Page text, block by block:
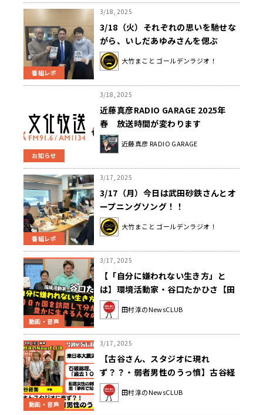
番組レポ
3/18, 2025
3/18（火）それぞれの思いを馳せな
がら、いしだあゆみさんを偲ぶ
大竹まこと ゴールデンラジオ！
お知らせ
3/18, 2025
近藤真彦RADIO GARAGE 2025年
春 放送時間が変わります
近藤真彦 RADIO GARAGE
番組レポ
3/17, 2025
3/17（月）今日は武田砂鉄さんとオ
ープニングソング！！
大竹まこと ゴールデンラジオ！
動画・音声
3/17, 2025
【「自分に嫌われない生き方」と
は】環境活動家・谷口たかひさ【田
村淳のNewsCLUB 2025年3月15日
後半】
田村淳のNewsCLUB
動画・音声
3/17, 2025
【古谷さん、スタジオに現れ
ず？？・弱者男性のうっ憤】古谷経
衡（作家）【田村淳のNewsCLUB
2025年3月15日前半】
田村淳のNewsCLUB